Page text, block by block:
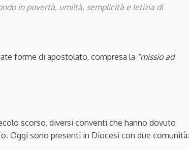
in povertà, umiltà, semplicità e letizia di
forme di apostolato, compresa la “missio ad
scorso, diversi conventi che hanno dovuto
Oggi sono presenti in Diocesi con due comunità: